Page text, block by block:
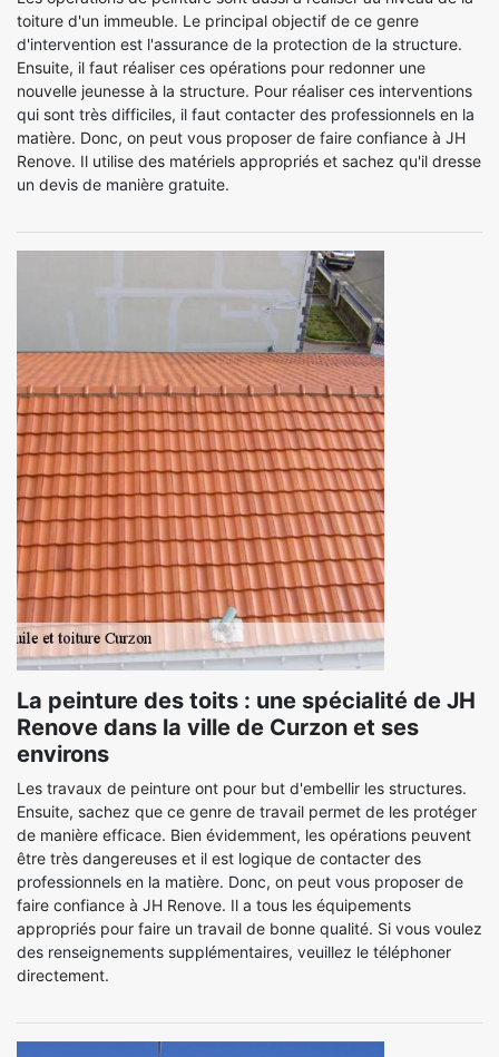
toiture d'un immeuble. Le principal objectif de ce genre
d'intervention est l'assurance de la protection de la structure.
Ensuite, il faut réaliser ces opérations pour redonner une
nouvelle jeunesse à la structure. Pour réaliser ces interventions
qui sont très difficiles, il faut contacter des professionnels en la
matière. Donc, on peut vous proposer de faire confiance à JH
Renove. Il utilise des matériels appropriés et sachez qu'il dresse
un devis de manière gratuite.
La peinture des toits : une spécialité de JH
Renove dans la ville de Curzon et ses
environs
Les travaux de peinture ont pour but d'embellir les structures.
Ensuite, sachez que ce genre de travail permet de les protéger
de manière efficace. Bien évidemment, les opérations peuvent
être très dangereuses et il est logique de contacter des
professionnels en la matière. Donc, on peut vous proposer de
faire confiance à JH Renove. Il a tous les équipements
appropriés pour faire un travail de bonne qualité. Si vous voulez
des renseignements supplémentaires, veuillez le téléphoner
directement.